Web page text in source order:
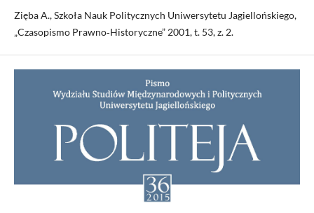
Zięba A., Szkoła Nauk Politycznych Uniwersytetu Jagiellońskiego,
„Czasopismo Prawno‑Historyczne” 2001, t. 53, z. 2.